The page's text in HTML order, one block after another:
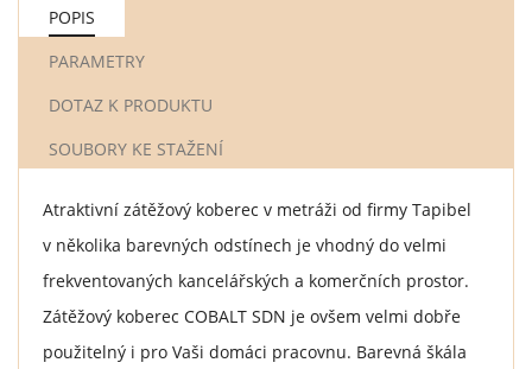
POPIS
PARAMETRY
DOTAZ K PRODUKTU
SOUBORY KE STAŽENÍ
Atraktivní zátěžový koberec v metráži od firmy Tapibel
v několika barevných odstínech je vhodný do velmi
frekventovaných kancelářských a komerčních prostor.
Zátěžový koberec COBALT SDN je ovšem velmi dobře
použitelný i pro Vaši domáci pracovnu. Barevná škála